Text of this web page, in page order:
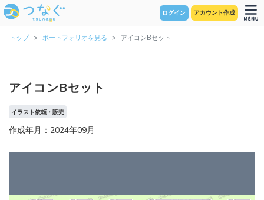
ログイン アカウント作成
トップ ポートフォリオを見る アイコンBセット
アイコンBセット
イラスト依頼・販売
作成年月：2024年09月